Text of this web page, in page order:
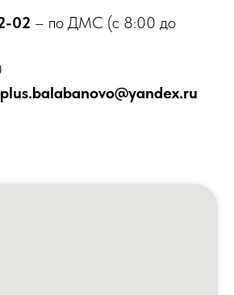
02 – по ДМС (с 8:00 до